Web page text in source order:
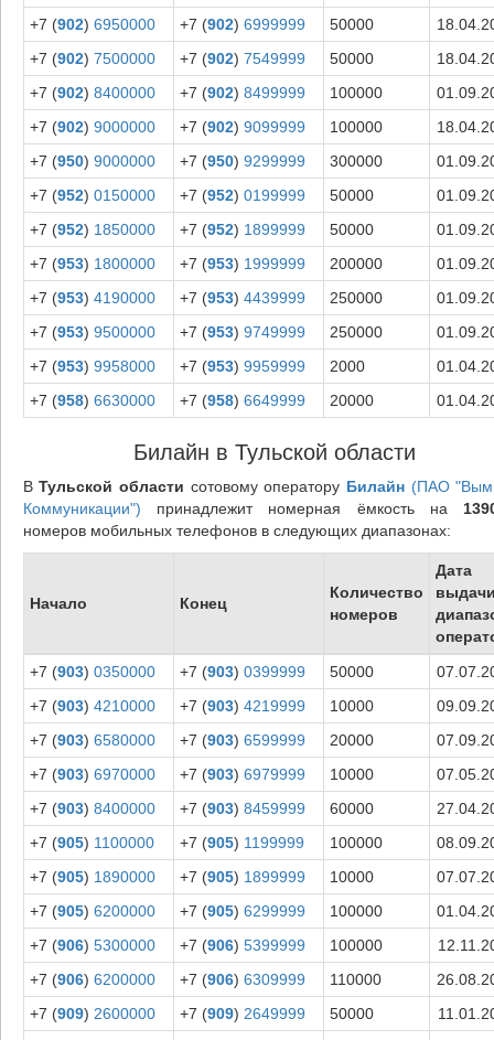
+7 (902) 6950000 +7 (902) 6999999 50000
+7 (902) 7500000 +7 (902) 7549999 50000
+7 (902) 8400000 +7 (902) 8499999 100000
+7 (902) 9000000 +7 (902) 9099999 100000
+7 (950) 9000000 +7 (950) 9299999 300000
+7 (952) 0150000 +7 (952) 0199999 50000
+7 (952) 1850000 +7 (952) 1899999 50000
+7 (953) 1800000 +7 (953) 1999999 200000
+7 (953) 4190000 +7 (953) 4439999 250000
+7 (953) 9500000 +7 (953) 9749999 250000
+7 (953) 9958000 +7 (953) 9959999 2000
+7 (958) 6630000 +7 (958) 6649999 20000
Билайн в Тульской области
ВТульской области сотовому оператору Билайн (ПАО
Коммуникации") принадлежит номерная ёмкость на
номеров мобильных телефонов в следующих диапазонах:
Начало Конец
Количество
номеров
Дата
+7 (903) 0350000 +7 (903) 0399999 50000
+7 (903) 4210000 +7 (903) 4219999 10000
+7 (903) 6580000 +7 (903) 6599999 20000
+7 (903) 6970000 +7 (903) 6979999 10000
+7 (903) 8400000 +7 (903) 8459999 60000
+7 (905) 1100000 +7 (905) 1199999 100000
+7 (905) 1890000 +7 (905) 1899999 10000
+7 (905) 6200000 +7 (905) 6299999 100000
+7 (906) 5300000 +7 (906) 5399999 100000
+7 (906) 6200000 +7 (906) 6309999 110000
+7 (909) 2600000 +7 (909) 2649999 50000